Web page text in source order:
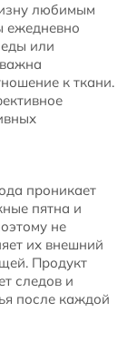
любимым
ежедневно
еды или
к ткани.
проникает
пятна и
не
их внешний
Продукт
следов и
после каждой